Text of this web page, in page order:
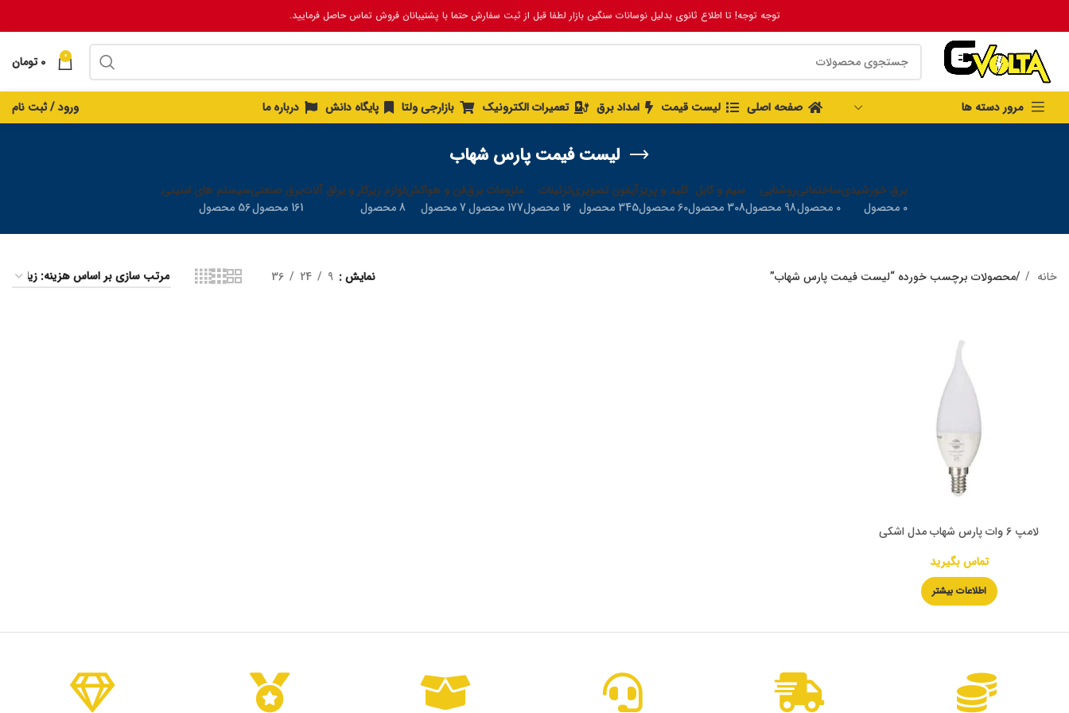
توجه توجه! تا اطلاع ثانوی بدلیل نوسانات سنگین بازار لطفا قبل از ثبت سفارش حتما با پشتیبانان فروش تماس حاصل فرمایید.
0
0 تومان
مرور دسته ها صفحه اصلی لیست قیمت امداد برق تعمیرات الکترونیک بازارجی ولتا پایگاه دانش درباره ما ورود / ثبت نام
لیست فیمت پارس شهاب
برق خورشیدی
0 محصول
ساختمانی
0 محصول
روشنایی
98 محصول
سیم و کابل
308 محصول
کلید و پریز
60 محصول
آیفون تصویری
345 محصول
تزئینات
16 محصول
ملزومات برق
177 محصول
فن و هواکش
7 محصول
لوازم زیرکار و یراق آلات
8 محصول
برق صنعتی
161 محصول
سیستم های امنیتی
56 محصول
خانه محصولات برچسب خورده “لیست فیمت پارس شهاب” نمایش 9
24
36
لامپ 6 وات پارس شهاب مدل اشکی
تماس بگیرید
اطلاعات بیشتر